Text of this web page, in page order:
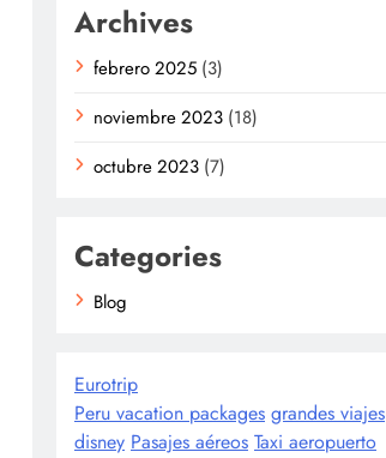
Archives
febrero 2025 (3)
noviembre 2023 (18)
octubre 2023 (7)
Categories
Blog
Eurotrip
Peru vacation packages grandes viajes
disney Pasajes aéreos Taxi aeropuerto